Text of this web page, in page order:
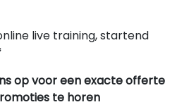
live training, startend
op voor een exacte offerte
te horen